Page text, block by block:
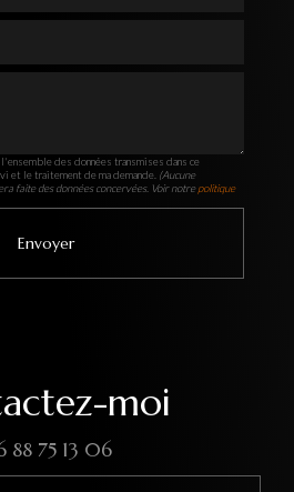
des données transmises dans ce
et le traitement de ma demande. (Aucune
faite des données concervées. Voir notrepolitique
moi
88 75 13 06